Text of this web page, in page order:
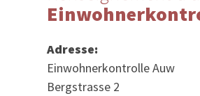
Adresse:
Einwohnerkontrolle Auw
Bergstrasse 2